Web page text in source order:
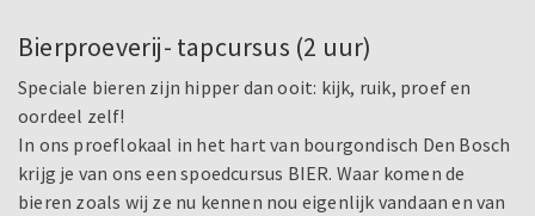
Bierproeverij- tapcursus (2 uur)
Speciale bieren zijn hipper dan ooit: kijk, ruik, proef en
oordeel zelf!
In ons proeflokaal in het hart van bourgondisch Den Bosch
krijg je van ons een spoedcursus BIER. Waar komen de
bieren zoals wij ze nu kennen nou eigenlijk vandaan en van